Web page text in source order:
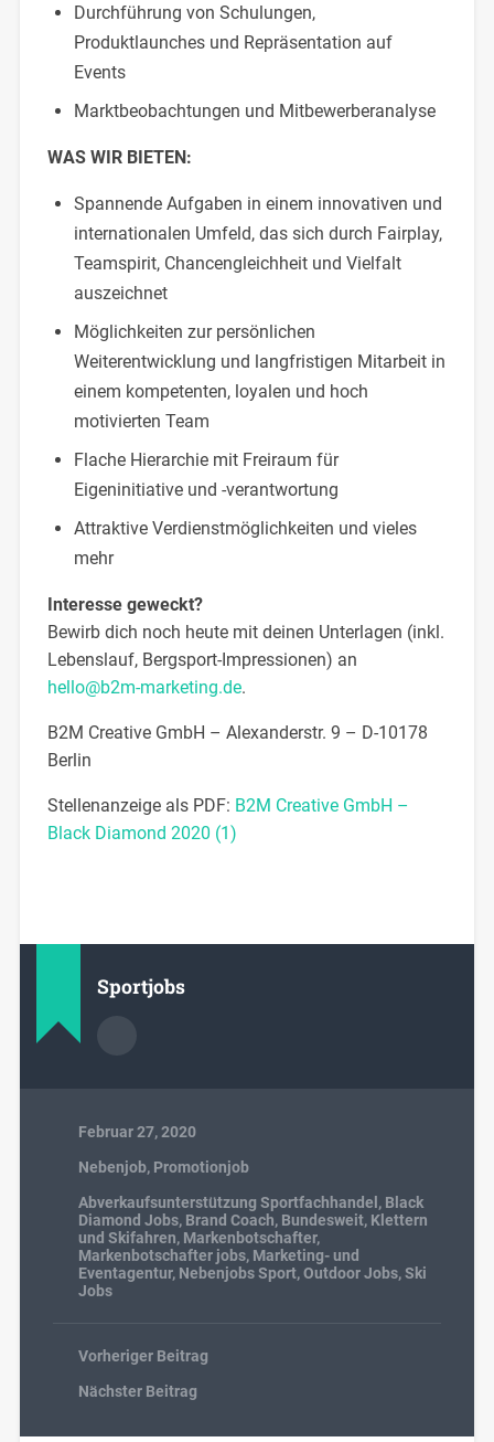
Durchführung von Schulungen,
Produktlaunches und Repräsentation auf
Events
Marktbeobachtungen und Mitbewerberanalyse
WAS WIR BIETEN:
Spannende Aufgaben in einem innovativen und
internationalen Umfeld, das sich durch Fairplay,
Teamspirit, Chancengleichheit und Vielfalt
auszeichnet
Möglichkeiten zur persönlichen
Weiterentwicklung und langfristigen Mitarbeit in
einem kompetenten, loyalen und hoch
motivierten Team
Flache Hierarchie mit Freiraum für
Eigeninitiative und -verantwortung
Attraktive Verdienstmöglichkeiten und vieles
mehr
Interesse geweckt?
Bewirb dich noch heute mit deinen Unterlagen (inkl.
Lebenslauf, Bergsport-Impressionen) an
hello@b2m-marketing.de.
B2M Creative GmbH – Alexanderstr. 9 – D-10178
Berlin
Stellenanzeige als PDF: B2M Creative GmbH –
Black Diamond 2020 (1)
Sportjobs
Februar 27, 2020
Nebenjob, Promotionjob
Abverkaufsunterstützung Sportfachhandel , Black
Diamond Jobs, Brand Coach, Bundesweit, Klettern
und Skifahren, Markenbotschafter,
Markenbotschafter jobs, Marketing- und
Eventagentur, Nebenjobs Sport,Outdoor Jobs,Ski
Jobs
Vorheriger Beitrag
Nächster Beitrag